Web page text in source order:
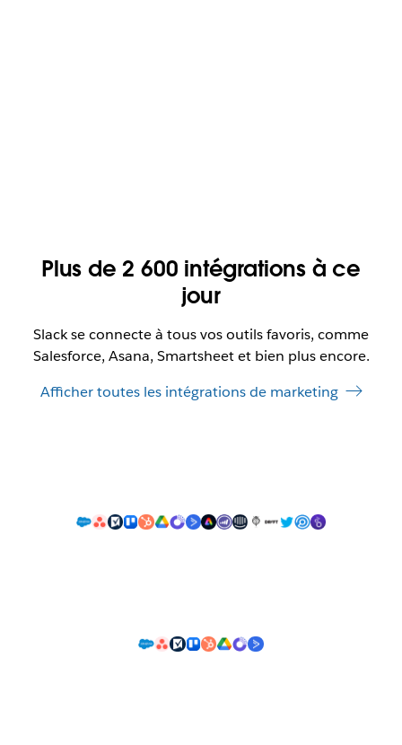
Plus de 2 600 intégrations à ce
jour
Slack se connecte à tous vos outils favoris, comme
Salesforce, Asana, Smartsheet et bien plus encore.
Afficher toutes les intégrations de marketing